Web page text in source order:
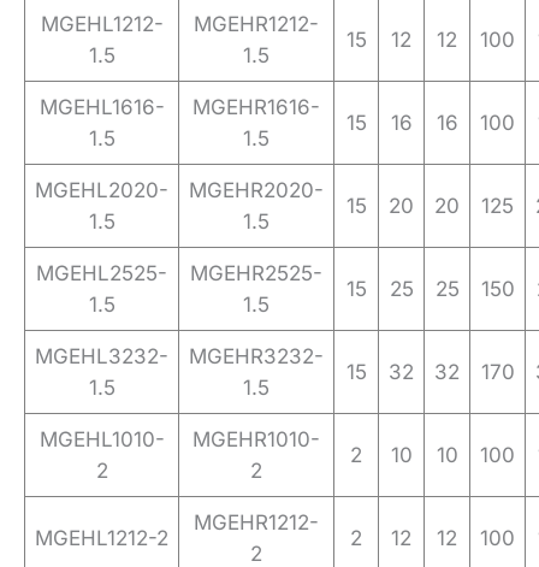
MGEHL1212-
1.5
MGEHR1212-
1.5
15 12 12 100
MGEHL1616-
1.5
MGEHR1616-
1.5
15 16 16 100
MGEHL2020-
1.5
MGEHR2020-
1.5
15 20 20 125
MGEHL2525-
1.5
MGEHR2525-
1.5
15 25 25 150
MGEHL3232-
1.5
MGEHR3232-
1.5
15 32 32 170
MGEHL1010-
2
MGEHR1010-
2
2 10 10 100
MGEHL1212-2
MGEHR1212-
2
2 12 12 100